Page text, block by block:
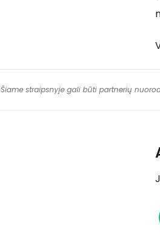
Šiame straipsnyje gali būti partnerių